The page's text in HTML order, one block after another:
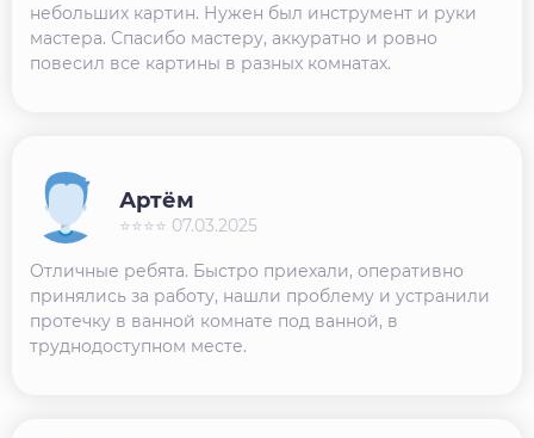
небольших картин. Нужен был инструмент и руки
мастера. Спасибо мастеру, аккуратно и ровно
повесил все картины в разных комнатах.
Отличные ребята. Быстро приехали, оперативно
принялись за работу, нашли проблему и устранили
протечку в ванной комнате под ванной, в
труднодоступном месте.
Артём
⭐⭐⭐⭐ 07.03.2025